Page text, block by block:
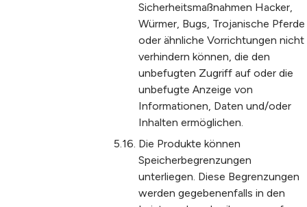
Sicherheitsmaßnahmen Hacker,
Würmer, Bugs, Trojanische Pferde
oder ähnliche Vorrichtungen nicht
verhindern können, die den
unbefugten Zugriff auf oder die
unbefugte Anzeige von
Informationen, Daten und/oder
Inhalten ermöglichen.
Die Produkte können
Speicherbegrenzungen
unterliegen. Diese Begrenzungen
werden gegebenenfalls in den